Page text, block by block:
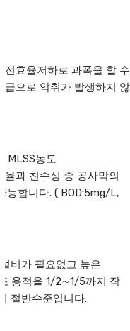
전효율저하로 과폭을 할 수
급으로 악취가 발생하지 않
MLSS농도
율과 친수성 중 공사막의
능합니다. ( BOD:5mg/L,
비가 필요없고 높은
용적을 1/2∼1/5까지 작
절반수준입니다.